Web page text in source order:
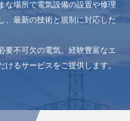
な場所で電気設備の設置や修理
、最新の技術と規制に対応した
要不可欠の電気。経験豊富なエ
けるサービスをご提供します。